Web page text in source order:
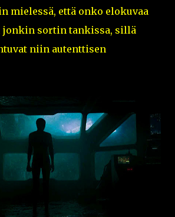
mielessä, että onko elokuvaa
jonkin sortin tankissa, sillä
niin autenttisen